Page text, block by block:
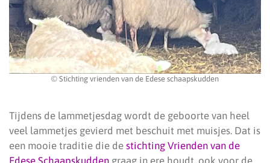
© Stichting vrienden van de Edese schaapskudden
Tijdens de lammetjesdag wordt de geboorte van heel
veel lammetjes gevierd met beschuit met muisjes. Dat is
een mooie traditie die de stichting Vrienden van de